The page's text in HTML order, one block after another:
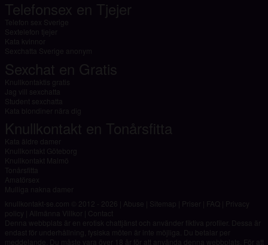
Telefonsex en Tjejer
Telefon sex Sverige
Sextelefon tjejer
Kata kvinnor
Sexchatta Sverige anonym
Sexchat en Gratis
Knullkontaktis gratis
Jag vill sexchatta
Student sexchatta
Kata blondiner nära dig
Knullkontakt en Tonårsfitta
Kata äldre damer
Knullkontakt Göteborg
Knullkontakt Malmö
Tonårsfitta
Amatörsex
Mulliga nakna damer
knullkontakt-se.com © 2012 - 2026
Abuse Sitemap Priser
Privacy
policy
Allmänna Villkor
Contact
Denna webbplats är en erotisk chattjänst och använder fiktiva profiler. Dessa är
endast för underhållning, fysiska möten är inte möjliga. Du betalar per
meddelande. Du måste vara över 18 år för att använda denna webbplats. För att